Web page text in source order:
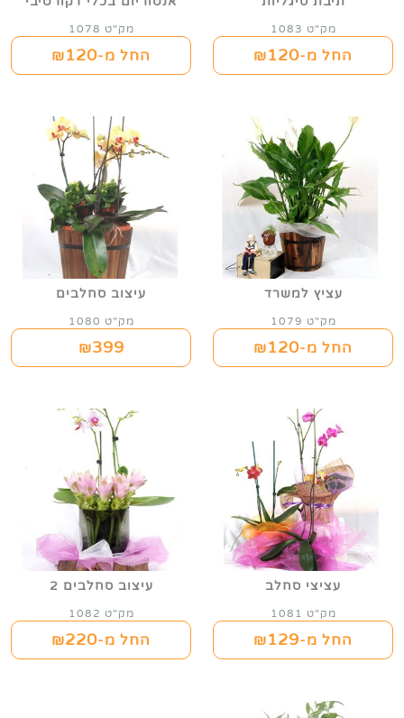
מק"ט 1083
החל מ-₪120
מק"ט 1078
החל מ-₪120
עציץ למשרד
מק"ט 1079
החל מ-₪120
עיצוב סחלבים
מק"ט 1080
₪399
עציצי סחלב
מק"ט 1081
החל מ-₪129
עיצוב סחלבים 2
מק"ט 1082
החל מ-₪220